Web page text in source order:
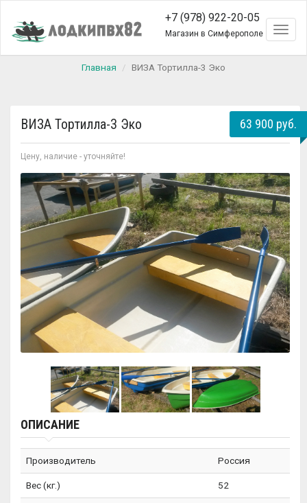
+7 (978) 922-20-05
Магазин в Симферополе
Главная ВИЗА Тортилла-3 Эко
ВИЗА Тортилла-3 Эко
Цену, наличие - уточняйте!
63 900 руб.
ОПИСАНИЕ
Производитель Россия
Вес (кг.) 52